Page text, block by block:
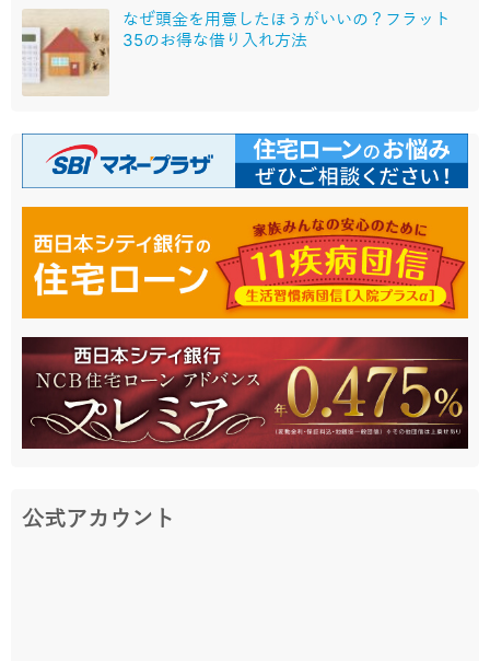
なぜ頭金を用意したほうがいいの？フラット
35のお得な借り入れ方法
公式アカウント